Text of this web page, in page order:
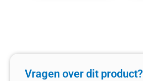
Vragen over dit product?